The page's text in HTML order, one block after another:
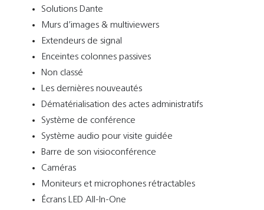
Solutions Dante
Murs d’images & multiviewers
Extendeurs de signal
Enceintes colonnes passives
Non classé
Les dernières nouveautés
Dématérialisation des actes administratifs
Système de conférence
Système audio pour visite guidée
Barre de son visioconférence
Caméras
Moniteurs et microphones rétractables
Écrans LED All-In-One